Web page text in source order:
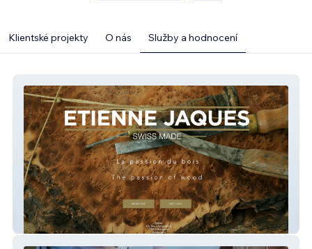
Klientské projekty O nás Služby a hodnocení
Etienne Jaques